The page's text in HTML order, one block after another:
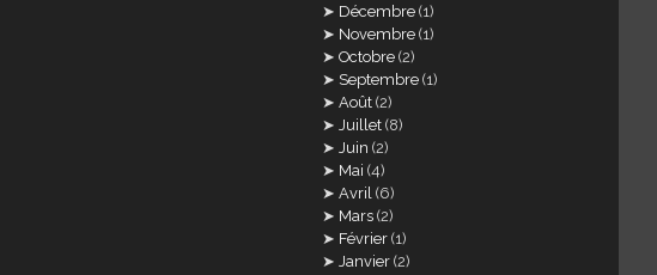
Décembre (1)
Novembre (1)
Octobre (2)
Septembre (1)
Août (2)
Juillet (8)
Juin (2)
Mai (4)
Avril (6)
Mars (2)
Février (1)
Janvier (2)